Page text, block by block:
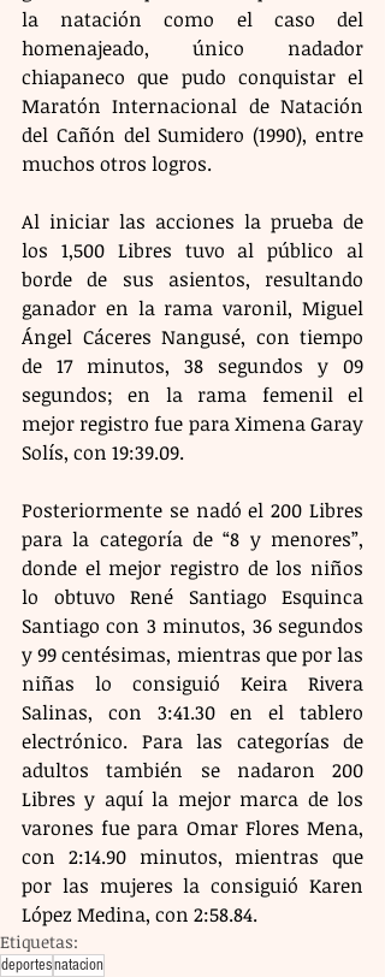
la natación como el caso del
homenajeado, único nadador
chiapaneco que pudo conquistar el
Maratón Internacional de Natación
del Cañón del Sumidero (1990), entre
muchos otros logros.
Al iniciar las acciones la prueba de
los 1,500 Libres tuvo al público al
borde de sus asientos, resultando
ganador en la rama varonil, Miguel
Ángel Cáceres Nangusé, con tiempo
de 17 minutos, 38 segundos y 09
segundos; en la rama femenil el
mejor registro fue para Ximena Garay
Solís, con 19:39.09.
Posteriormente se nadó el 200 Libres
para la categoría de “8 y menores”,
donde el mejor registro de los niños
lo obtuvo René Santiago Esquinca
Santiago con 3 minutos, 36 segundos
y 99 centésimas, mientras que por las
niñas lo consiguió Keira Rivera
Salinas, con 3:41.30 en el tablero
electrónico. Para las categorías de
adultos también se nadaron 200
Libres y aquí la mejor marca de los
varones fue para Omar Flores Mena,
con 2:14.90 minutos, mientras que
por las mujeres la consiguió Karen
López Medina, con 2:58.84.
Etiquetas:
deportesnatacion